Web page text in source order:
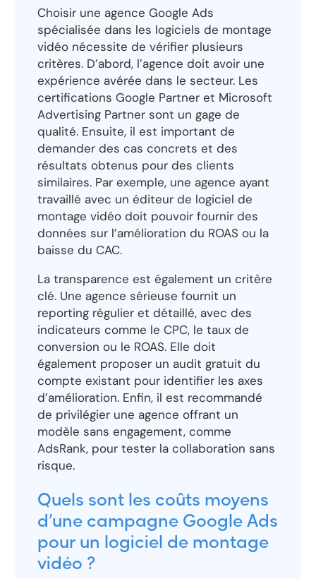
Choisir une agence Google Ads
spécialisée dans les logiciels de montage
vidéo nécessite de vérifier plusieurs
critères. D’abord, l’agence doit avoir une
expérience avérée dans le secteur. Les
certifications Google Partner et Microsoft
Advertising Partner sont un gage de
qualité. Ensuite, il est important de
demander des cas concrets et des
résultats obtenus pour des clients
similaires. Par exemple, une agence ayant
travaillé avec un éditeur de logiciel de
montage vidéo doit pouvoir fournir des
données sur l’amélioration du ROAS ou la
baisse du CAC.
La transparence est également un critère
clé. Une agence sérieuse fournit un
reporting régulier et détaillé, avec des
indicateurs comme le CPC, le taux de
conversion ou le ROAS. Elle doit
également proposer un audit gratuit du
compte existant pour identifier les axes
d’amélioration. Enfin, il est recommandé
de privilégier une agence offrant un
modèle sans engagement, comme
AdsRank, pour tester la collaboration sans
risque.
Quels sont les coûts moyens
d’une campagne Google Ads
pour un logiciel de montage
vidéo ?